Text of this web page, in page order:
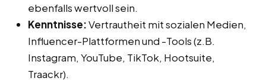
ebenfalls wertvoll sein.
Kenntnisse:Vertrautheit mit sozialen Medien,
Influencer-Plattformen und -Tools (z.B.
Instagram, YouTube, TikTok, Hootsuite,
Traackr).